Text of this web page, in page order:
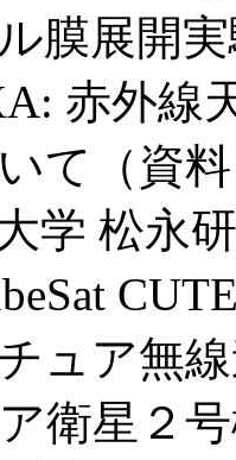
膜展開
赤外線
て（資
学 松永
ュア無
衛星２